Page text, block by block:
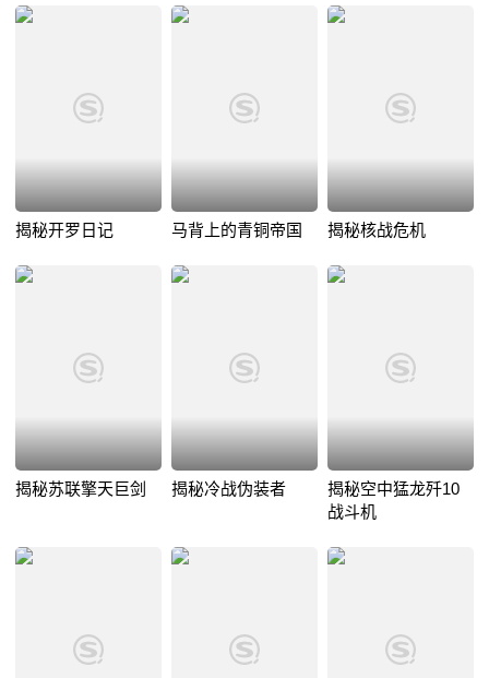
揭秘开罗日记 马背上的青铜帝国 揭秘核战危机
揭秘苏联擎天巨剑 揭秘冷战伪装者
揭秘空中猛龙歼10
战斗机